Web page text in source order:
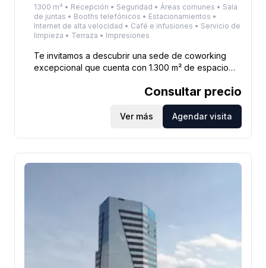
1300 m² • Recepción • Seguridad • Áreas comunes • Sala
de juntas • Booths telefónicos • Estacionamientos •
Internet de alta velocidad • Café e infusiones • Servicio de
limpieza • Terraza • Impresiones
Te invitamos a descubrir una sede de coworking
excepcional que cuenta con 1.300 m² de espacio
emprendedores y empresas se encuentran para
crecer y desarrollar sus ideas en un entorno
inspirador. Nuestra ubicación en Chicó, considerado
el mejor barrio de Bogotá, te brinda un entorno
vibrante y propicio para la generación de grandes
alianzas. En las inmediaciones encontrarás una gran
oferta gastronómica, desde restaurantes de
aquellos momentos en los que necesites
alojamiento. Te invitamos a disfrutar de todos estos
servicios y aprovechar al máximo la ubicación
privilegiada que ofrecemos.
Consultar precio
Ver más Agendar visita